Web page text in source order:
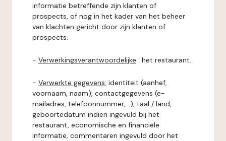
informatie betreffende zijn klanten of
prospects, of nog in het kader van het beheer
van klachten gericht door zijn klanten of
prospects.
- Verwerkingsverantwoordelijke : het restaurant.
- Verwerkte gegevens: identiteit (aanhef,
voornaam, naam), contactgegevens (e-
mailadres, telefoonnummer,...), taal / land,
geboortedatum indien ingevuld bij het
restaurant, economische en financiële
informatie, commentaren ingevuld door het